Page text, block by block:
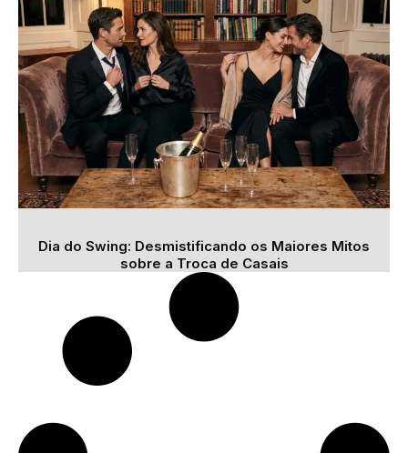
Dia do Swing: Desmistificando os Maiores Mitos
sobre a Troca de Casais